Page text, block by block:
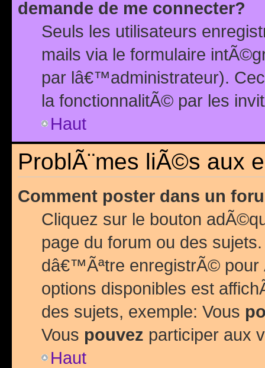
demande de me connecter?
Seuls les utilisateurs
mails via le formulaire
par lâ€™administrateur).
la fonctionnalitÃ© par les
Haut
ProblÃ¨mes liÃ©s aux
Comment poster dans un
Cliquez sur le bouton
page du forum ou des
dâ€™Ãªtre enregistrÃ©
options disponibles est
des sujets, exemple: Vous
Vous pouvez participer aux
Haut